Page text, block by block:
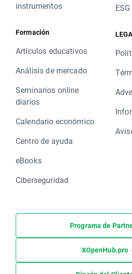
instrumentos
Formación
Artículos educativos
Análisis de mercado
Seminarios online
diarios
Calendario económico
Centro de ayuda
eBooks
Ciberseguridad
ESG
Programa de
XOpenHub.pro